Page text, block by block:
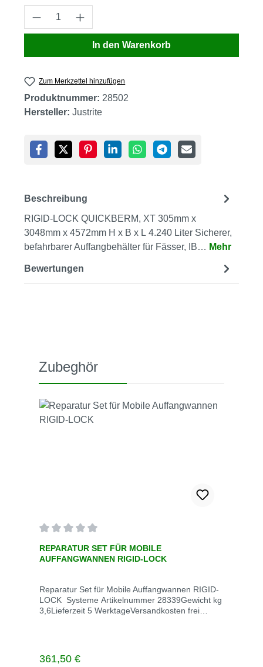
Produkt Anzahl: Gib den gewünschten
In den Warenkorb
Zum Merkzettel hinzufügen
Produktnummer: 28502
Hersteller: Justrite
Beschreibung
RIGID-LOCK QUICKBERM, XT 305mm x
3048mm x 4572mm H x B x L 4.240 Liter Sicherer,
befahrbarer Auffangbehälter für Fässer, IB… Mehr
Bewertungen
Produktgalerie überspringen
Zubeghör
Durchschnittliche Bewertung von 0 von 5 Sternen
REPARATUR SET FÜR MOBILE
AUFFANGWANNEN RIGID-LOCK
Reparatur Set für Mobile Auffangwannen RIGID-
LOCK Systeme Artikelnummer 28339Gewicht kg
3,6Lieferzeit 5 WerktageVersandkosten frei
Zuverlässigkeit und Compliance zu
gewährleisten. • Heißluftpistole und Düse
Regulärer Preis:
361,50 €